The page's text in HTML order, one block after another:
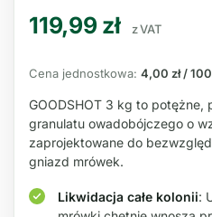
119,99 zł z VAT
Cena jednostkowa: 4,00 zł /
GOODSHOT 3 kg to potężne,
granulatu owadobójczego o
zaprojektowane do
gniazd mrówek.
Likwidacja całe kolonii: